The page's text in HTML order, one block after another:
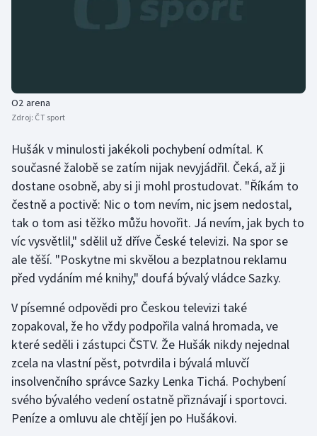
O2 arena
Zdroj: ČT sport
Hušák v minulosti jakékoli pochybení odmítal. K
současné žalobě se zatím nijak nevyjádřil. Čeká, až ji
dostane osobně, aby si ji mohl prostudovat. "Říkám to
čestně a poctivě: Nic o tom nevím, nic jsem nedostal,
tak o tom asi těžko můžu hovořit. Já nevím, jak bych to
víc vysvětlil," sdělil už dříve České televizi. Na spor se
ale těší. "Poskytne mi skvělou a bezplatnou reklamu
před vydáním mé knihy," doufá bývalý vládce Sazky.
V písemné odpovědi pro Českou televizi také
zopakoval, že ho vždy podpořila valná hromada, ve
které seděli i zástupci ČSTV. Že Hušák nikdy nejednal
zcela na vlastní pěst, potvrdila i bývalá mluvčí
insolvenčního správce Sazky Lenka Tichá. Pochybení
svého bývalého vedení ostatně přiznávají i sportovci.
Peníze a omluvu ale chtějí jen po Hušákovi.